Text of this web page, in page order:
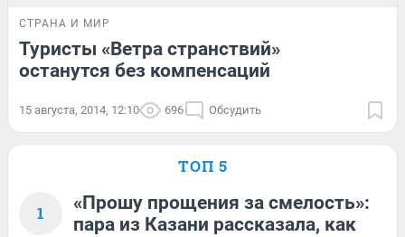
СТРАНА И МИР
Туристы «Ветра странствий»
останутся без компенсаций
15 августа, 2014, 12:10 696 Обсудить
ТОП 5
1
«Прошу прощения за смелость»:
пара из Казани рассказала, как